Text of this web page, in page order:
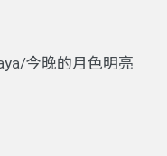
今晚的月色明亮